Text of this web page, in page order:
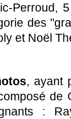
Perroud,
des
et Noël
, ayant
de
: